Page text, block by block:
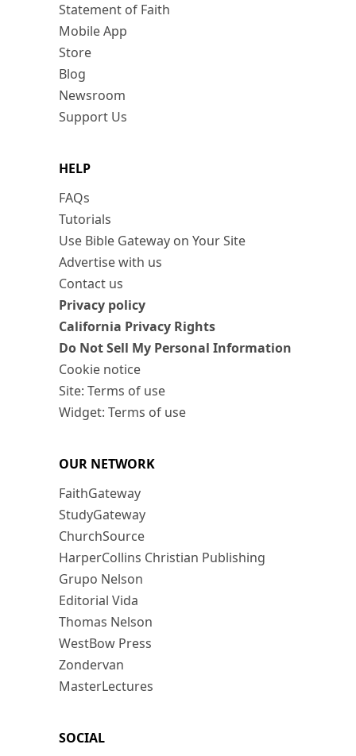
Statement of Faith
Mobile App
Store
Blog
Newsroom
Support Us
HELP
FAQs
Tutorials
Use Bible Gateway on Your Site
Advertise with us
Contact us
Privacy policy
California Privacy Rights
Do Not Sell My Personal Information
Cookie notice
Site: Terms of use
Widget: Terms of use
OUR NETWORK
FaithGateway
StudyGateway
ChurchSource
HarperCollins Christian Publishing
Grupo Nelson
Editorial Vida
Thomas Nelson
WestBow Press
Zondervan
MasterLectures
SOCIAL